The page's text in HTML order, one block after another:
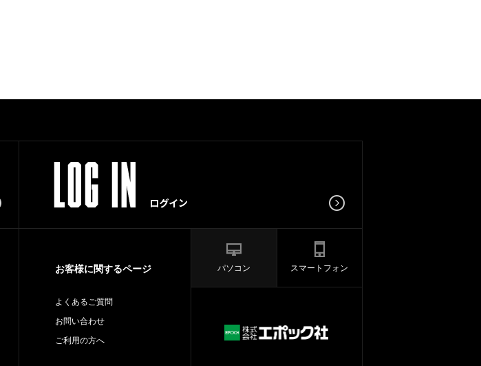
お客様に関するページ
よくあるご質問
お問い合わせ
ご利用の方へ
パソコン スマートフォン